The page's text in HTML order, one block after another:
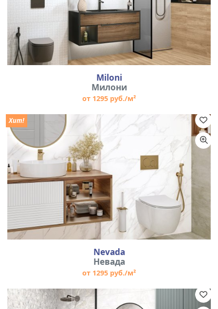
Miloni
Милони
от 1295 руб./м²
Nevada
Невада
от 1295 руб./м²
Хит!